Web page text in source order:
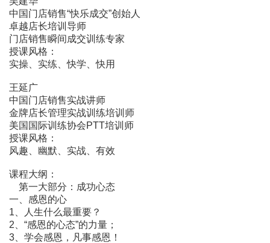
中国门店销售“快乐成交”创始人
卓越店长培训导师
门店销售瞬间成交训练专家
授课风格：
实操、实练、快学、快用
王延广
中国门店销售实战讲师
金牌店长管理实战训练培训师
美国国际训练协会PTT培训师
授课风格：
风趣、幽默、实战、有效
课程大纲：
第一大部分：成功心态
一、感恩的心
1、人生什么最重要？
2、“感恩的心态”的力量；
3、学会感恩，凡事感恩！